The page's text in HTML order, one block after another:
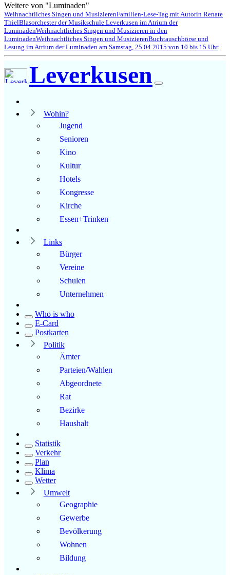
Weitere von "Luminaden"
Weihnachtliches Singen und MusizierenFamilien-Lese-Tag mit Autorin Renate
ThielBlasorchester der Musikschule Leverkusen im Atrium der
LuminadenWeihnachtliches Singen und Musizieren in den
LuminadenWeihnachtliches Singen und MusizierenBuchtauschbörse und
Lesung im Atrium der Luminaden am Samstag, 25.04.2015 von 10 bis 15 Uhr
Leverkusen
Wohin?
Jugend
Senioren
Kino
Kultur
Hotels
Kongresse
Kirche
Essen+Trinken
Links
Bürger
Vereine
Schulen
Unternehmen
Who is who
E-Card
Postkarten
Politik
Ämter
Parteien/Wahlen
Abgeordnete
Rat
Bezirke
Haushalt
Statistik
Verkehr
Plan
Klima
Wetter
Umwelt
Geographie
Gewerbe
Bevölkerung
Wohnen
Bildung